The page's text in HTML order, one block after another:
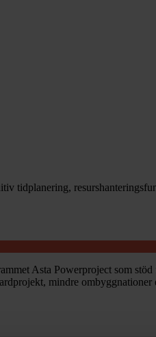
tidplanering,
Asta Powerproject som
mindre ombyggnationer